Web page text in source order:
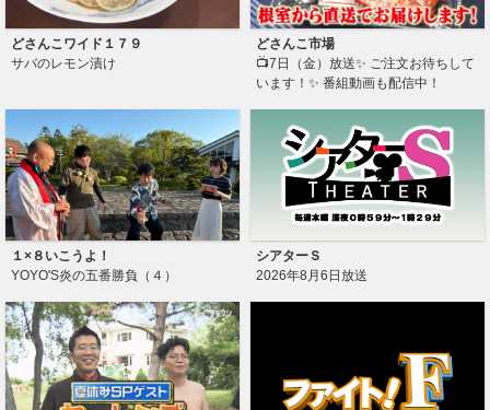
どさんこワイド１７９
サバのレモン漬け
どさんこ市場
📺7日（金）放送✨ ご注文お待ちして
います！✨ 番組動画も配信中！
１×８いこうよ！
YOYO'S炎の五番勝負（４）
シアターＳ
2026年8月6日放送